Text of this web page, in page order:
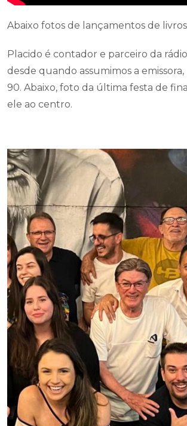
Abaixo fotos de lançamentos de
Placido é contador e parceiro da
desde quando assumimos a
90. Abaixo, foto da última festa de
ele ao centro.